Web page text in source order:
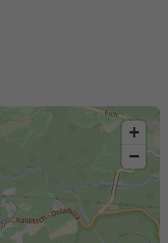
+
−